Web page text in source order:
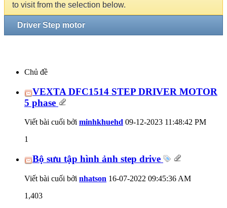
to visit from the selection below.
Driver Step motor
Chủ đề
VEXTA DFC1514 STEP DRIVER MOTOR
5 phase
Viết bài cuối bởi minhkhuehd 09-12-2023 11:48:42 PM
1
Bộ sưu tập hình ảnh step drive
Viết bài cuối bởi nhatson 16-07-2022 09:45:36 AM
1,403